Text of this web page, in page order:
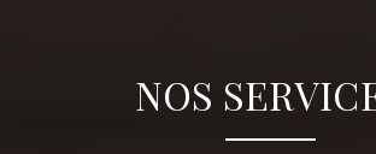
NOS